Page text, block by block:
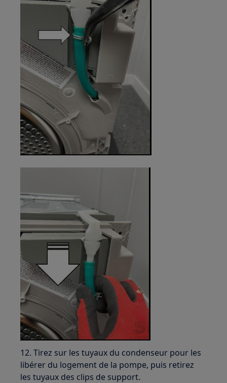
12. Tirez sur les tuyaux du condenseur pour les
libérer du logement de la pompe, puis retirez
les tuyaux des clips de support.